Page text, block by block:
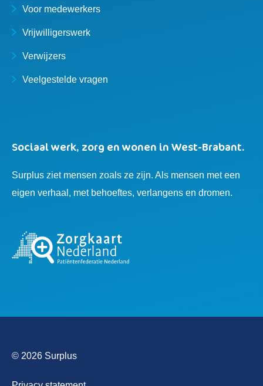
Voor medewerkers
Vrijwilligerswerk
Verwijzers
Veelgestelde vragen
Sociaal werk, zorg en wonen in West-Brabant.
Surplus ziet mensen zoals ze zijn. Als mensen met een
eigen verhaal, met behoeftes, verlangens en dromen.
© 2026 Surplus